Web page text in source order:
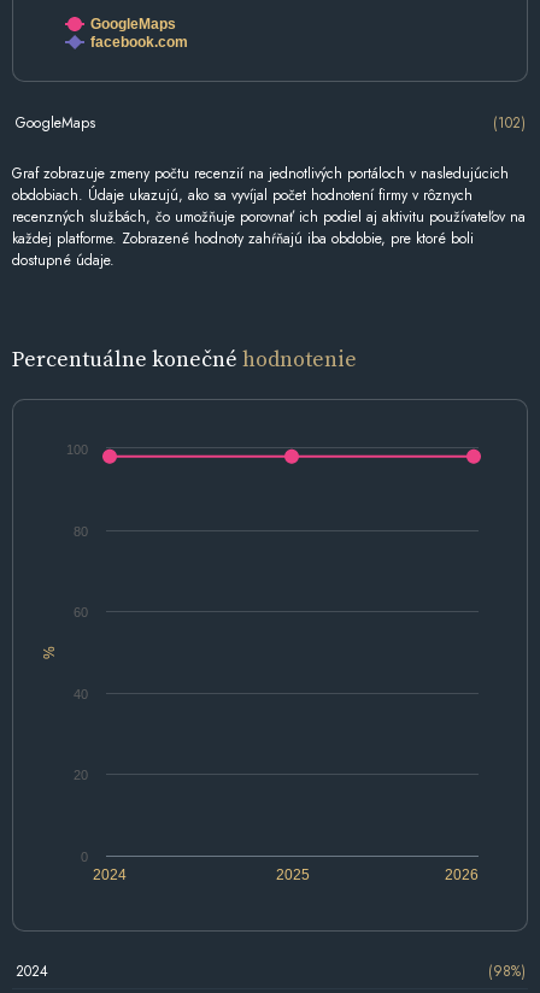
GoogleMaps
facebook.com
GoogleMaps (102)
Graf zobrazuje zmeny počtu recenzií na jednotlivých portáloch v nasledujúcich
obdobiach. Údaje ukazujú, ako sa vyvíjal počet hodnotení firmy v rôznych
recenzných službách, čo umožňuje porovnať ich podiel aj aktivitu používateľov na
každej platforme. Zobrazené hodnoty zahŕňajú iba obdobie, pre ktoré boli
dostupné údaje.
Percentuálne konečné hodnotenie
%
2024 2025 2026
0
20
40
60
80
100
2024
(98%)